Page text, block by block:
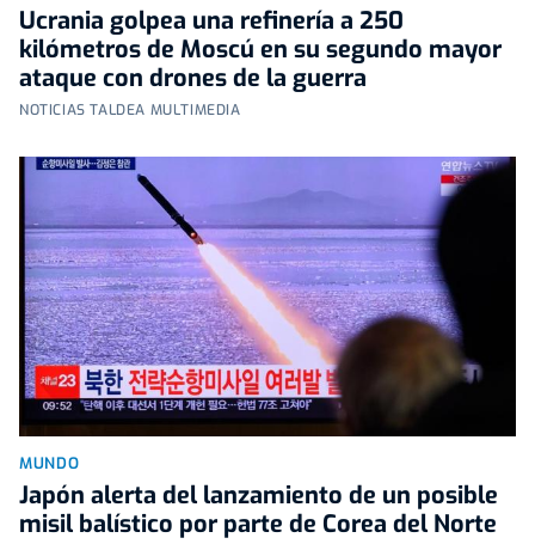
Ucrania golpea una refinería a 250
kilómetros de Moscú en su segundo mayor
ataque con drones de la guerra
NOTICIAS TALDEA MULTIMEDIA
MUNDO
Japón alerta del lanzamiento de un posible
misil balístico por parte de Corea del Norte